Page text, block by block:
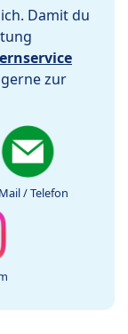
Damit du
zur
/ Telefon